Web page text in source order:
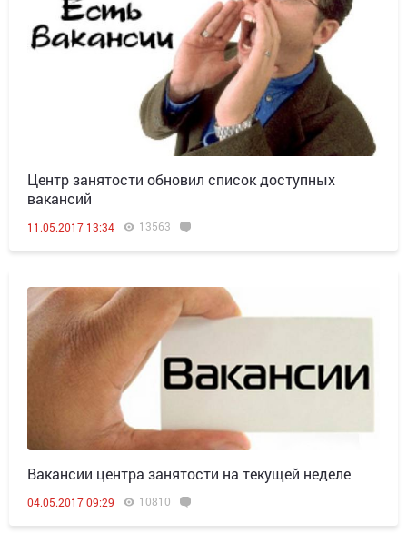
Центр занятости обновил список доступных
вакансий
11.05.2017 13:34 13563
Вакансии центра занятости на текущей неделе
04.05.2017 09:29 10810